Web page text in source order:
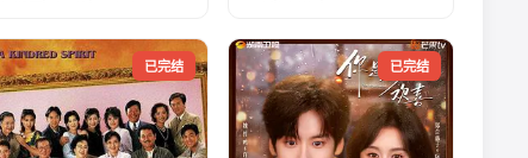
已完结 已完结